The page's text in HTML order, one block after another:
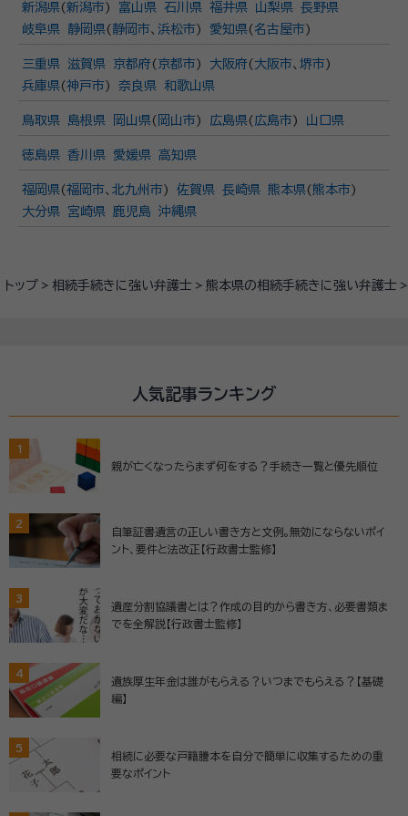
トップ 相続手続きに強い弁護士 熊本県の相続手続きに強い弁護士
新潟県(新潟市) 富山県 石川県 福井県 山梨県 長野県
岐阜県
静岡県( 静岡市、 浜松市) 愛知県( 名古屋市)
三重県 滋賀県 京都府( 京都市) 大阪府( 大阪市、 堺市)
兵庫県(神戸市) 奈良県 和歌山県
鳥取県 島根県 岡山県( 岡山市) 広島県( 広島市) 山口県
徳島県 香川県 愛媛県 高知県
福岡県(福岡市、 北九州市) 佐賀県 長崎県 熊本県(熊本市)
大分県
宮崎県 鹿児島 沖縄県
人気記事ランキング
1
親が亡くなったらまず何をする？手続き一覧と優先順位
2
自筆証書遺言の正しい書き方と文例。無効にならないポイ
ント、要件と法改正【行政書士監修】
3
遺産分割協議書とは？作成の目的から書き方、必要書類ま
でを全解説【行政書士監修】
4
遺族厚生年金は誰がもらえる？いつまでもらえる？【基礎
編】
5
相続に必要な戸籍謄本を自分で簡単に収集するための重
要なポイント